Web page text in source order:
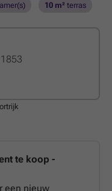
10 m² terras
te koop -
een nieuw